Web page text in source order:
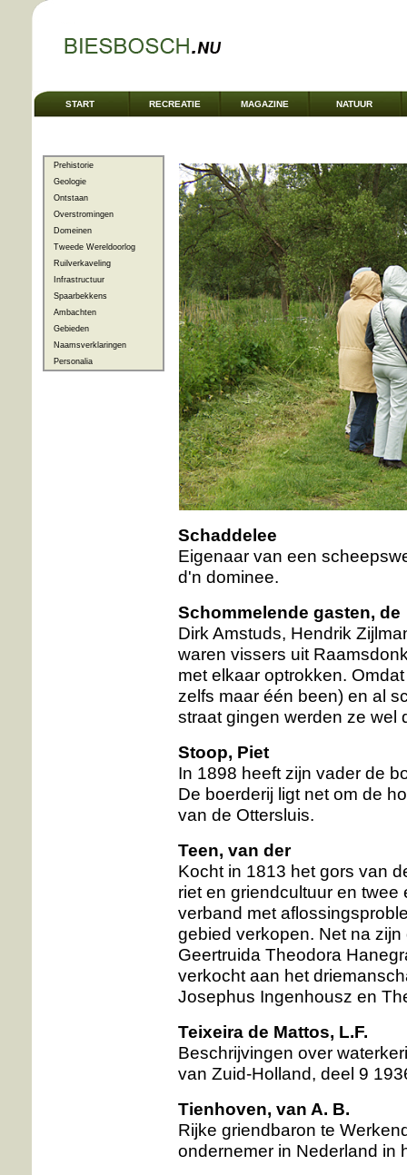
START RECREATIE MAGAZINE NATUUR
Prehistorie
Geologie
Ontstaan
Overstromingen
Domeinen
Tweede Wereldoorlog
Ruilverkaveling
Infrastructuur
Spaarbekkens
Ambachten
Gebieden
Naamsverklaringen
Personalia
Schaddelee
Eigenaar van een
d'n dominee.
Schommelende gasten, de
Dirk Amstuds, Hendrik
waren vissers uit
met elkaar optrokken.
zelfs maar één been) en al
straat gingen werden ze wel
Stoop, Piet
In 1898 heeft zijn vader de
De boerderij ligt net om de
van de Ottersluis.
Teen, van der
Kocht in 1813 het gors van
riet en griendcultuur en
verband met
gebied verkopen. Net na
Geertruida Theodora
verkocht aan het
Josephus Ingenhousz en
Teixeira de Mattos, L.F.
Beschrijvingen over
van Zuid-Holland, deel 9
Tienhoven, van A. B.
Rijke griendbaron te
ondernemer in Nederland in